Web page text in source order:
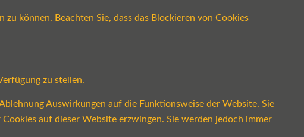
können. Beachten Sie, dass das Blockieren von Cookies
zu stellen.
Auswirkungen auf die Funktionsweise der Website. Sie
auf dieser Website erzwingen. Sie werden jedoch immer